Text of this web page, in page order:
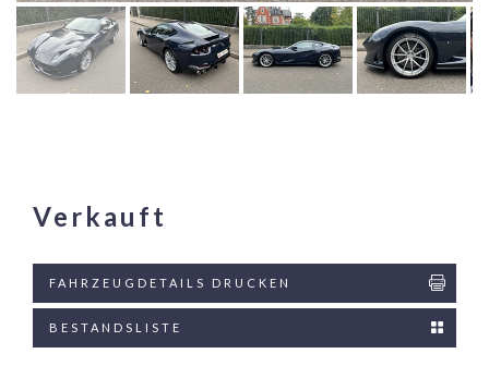
Verkauft
FAHRZEUGDETAILS DRUCKEN
BESTANDSLISTE